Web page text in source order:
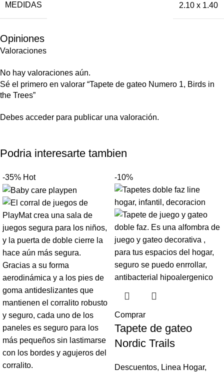
MEDIDAS 2.10 x 1.40
Opiniones
Valoraciones
No hay valoraciones aún.
Sé el primero en valorar “Tapete de gateo Numero 1, Birds in
the Trees”
Debes acceder para publicar una valoración.
Podria interesarte tambien
-35% Hot -10%
Comprar
Tapete de gateo
Nordic Trails
Descuentos, Linea Hogar,